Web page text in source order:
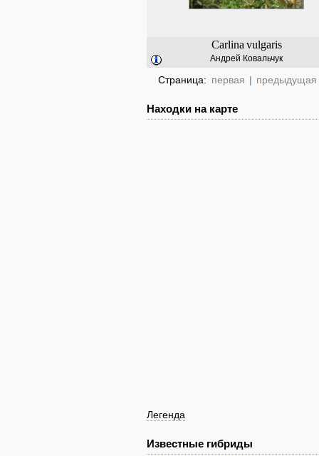
Carlina vulgaris
Андрей Ковальчук
Страница: первая | предыдущая
Находки на карте
Легенда
Известные гибриды